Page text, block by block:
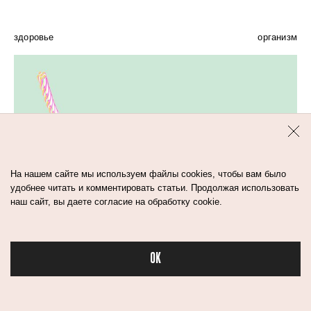
Бьюти в спорте
здоровье организм
На нашем сайте мы используем файлы cookies, чтобы вам было
удобнее читать и комментировать статьи. Продолжая использовать
наш сайт, вы даете согласие на обработку cookie.
OK